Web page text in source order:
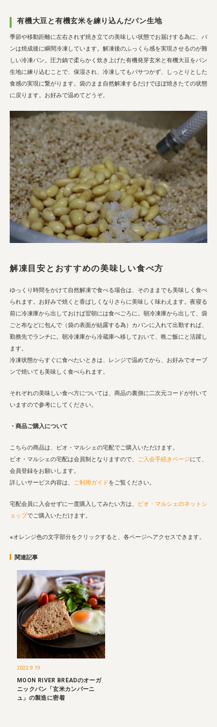
有機大豆と有機玄米を練り込んだパン生地
季節や移動距離に左右されず焼き立ての美味しい状態でお届けする為に、パ
ンは焼成後に瞬間冷凍しています。解凍後のふっくら感を実現させるのが難
しい冷凍パン。圧力鍋で柔らかく炊き上げた有機発芽玄米と有機大豆をパン
生地に練り込むことで、保湿され、冷凍してもパサつかず、しっとりとした
食感の実現に繋がります。袋のまま自然解凍するだけでほぼ焼きたての状態
に戻ります。お好みで温めてどうぞ。
解凍目安とおすすめの美味しい食べ方
ゆっくり時間をかけて自然解凍で食べる場合は、そのままでも美味しく食べ
られます。お好みで焼くと香ばしくなりさらに美味しく味わえます。夜寝る
前に冷凍庫から出しておけば翌朝には食べごろに。朝冷凍庫から出して、袋
ごと布などに包んで（袋の表面が結露する為）カバンに入れて出勤すれば、
勤務先でランチに。朝冷凍庫から冷蔵庫へ移しておいて、晩ご飯にと活躍し
ます。
冷凍状態からすぐに食べたいときは、レンジで温めてから、お好みでオーブ
ンで焼いても美味しく食べられます。
それぞれの美味しい食べ方については、商品の裏側に二次元コードが付いて
いますので参考にしてください。
・商品ご購入について
こちらの商品は、ビオ・マルシェの宅配でご購入いただけます。
ビオ・マルシェの宅配は会員制となりますので、 ご入会手続きページにて、
会員登録をお願いします。
詳しいサービス内容は、 ご利用ガイドをご覧ください。
宅配会員に入会せずに一度購入してみたい方は、
ビオ・マルシェのネットシ
ョップでご購入いただけます。
※オレンジ色の文字部分をクリックすると、各ページへアクセスできます。
関連記事
2022.9.19
MOON RIVER BREADのオーガ
ニックパン「玄米カンパーニ
ュ」の製造に密着